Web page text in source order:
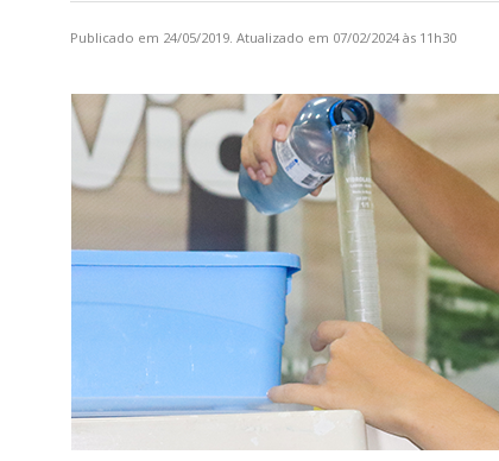
Publicado em 24/05/2019. Atualizado em 07/02/2024 às 11h30